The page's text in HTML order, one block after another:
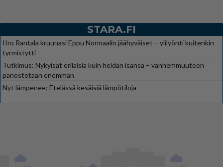
STARA.FI
IIro Rantala kruunasi Eppu Normaalin jäähyväiset – ylilyönti kuitenkin
tyrmistytti
Tutkimus: Nykyisät erilaisia kuin heidän isänsä – vanhemmuuteen
panostetaan enemmän
Nyt lämpenee: Etelässä kesäisiä lämpötiloja